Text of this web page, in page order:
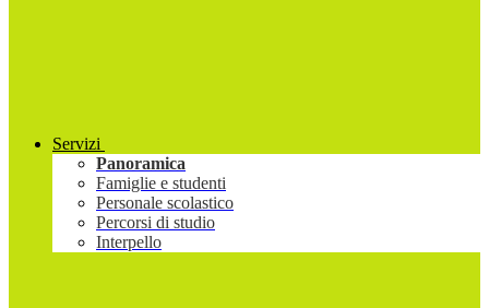
Servizi
Panoramica
Famiglie e studenti
Personale scolastico
Percorsi di studio
Interpello